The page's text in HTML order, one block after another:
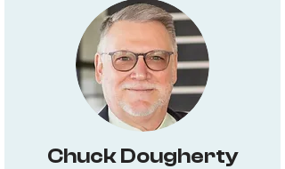
Chuck Dougherty